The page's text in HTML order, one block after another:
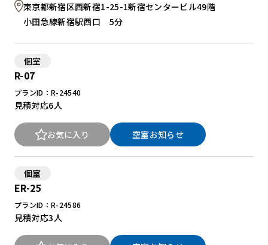
お問い合わせフォーム
お知らせ
よくある質問
東京都新宿区西新宿1-25-1新宿センタービル49階
小田急線新宿駅西口 5分
個室
R-07
プランID：R-24540
見積対応6人
お気に入り 空室お知らせ
個室
ER-25
プランID：R-24586
見積対応3人